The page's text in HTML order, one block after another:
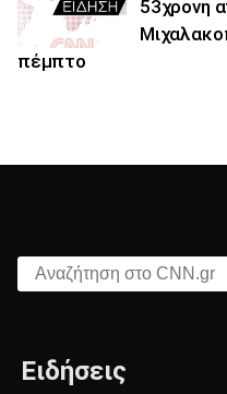
53χρονη
πέμπτο
Αναζήτηση στο CNN.gr
Ειδήσεις